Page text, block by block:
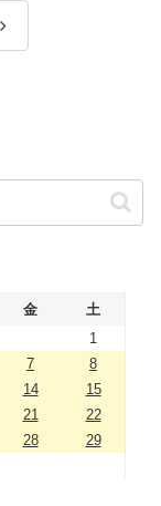
次
金
土
1
7
8
14
15
21
22
28
29